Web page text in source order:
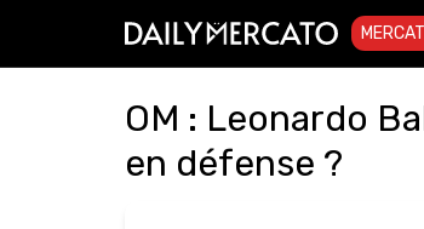
OM : Leonardo
en défense ?